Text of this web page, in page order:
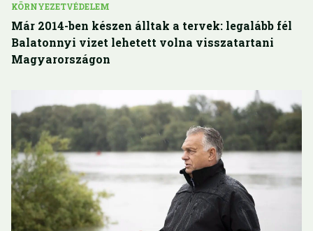
KÖRNYEZETVÉDELEM
Már 2014-ben készen álltak a tervek: legalább fél
Balatonnyi vizet lehetett volna visszatartani
Magyarországon